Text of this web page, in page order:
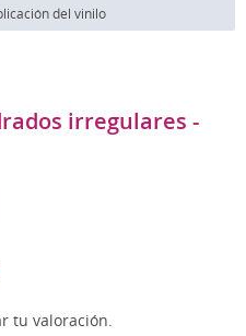
del vinilo
irregulares -
tu valoración.